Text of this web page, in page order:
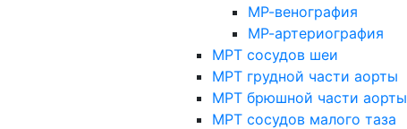
МР-венография
МР-артериография
МРТ сосудов шеи
МРТ грудной части аорты
МРТ брюшной части аорты
МРТ сосудов малого таза